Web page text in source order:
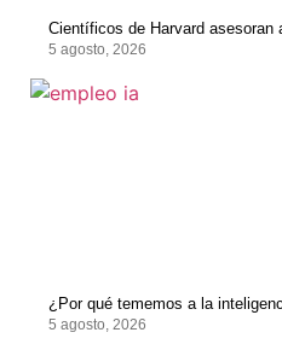
Científicos de Harvard asesoran
5 agosto, 2026
¿Por qué tememos a la
5 agosto, 2026